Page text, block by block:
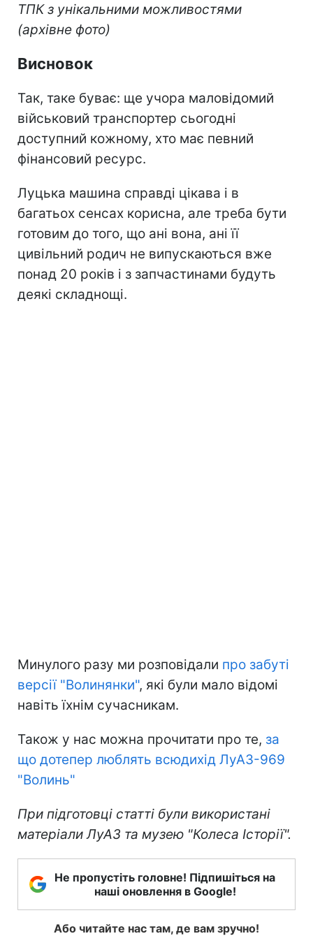
ТПК з унікальними можливостями
(архівне фото)
Висновок
Так, таке буває: ще учора маловідомий
військовий транспортер сьогодні
доступний кожному, хто має певний
фінансовий ресурс.
Луцька машина справді цікава і в
багатьох сенсах корисна, але треба бути
готовим до того, що ані вона, ані її
цивільний родич не випускаються вже
понад 20 років і з запчастинами будуть
деякі складнощі.
Минулого разу ми розповідали про забуті
версії "Волинянки", які були мало відомі
навіть їхнім сучасникам.
Також у нас можна прочитати про те, за
що дотепер люблять всюдихід ЛуАЗ-969
"Волинь"
При підготовці статті були використані
матеріали ЛуАЗ та музею "Колеса Історії".
Не пропустіть головне! Підпишіться на
наші оновлення в Google!
Або читайте нас там, де вам зручно!